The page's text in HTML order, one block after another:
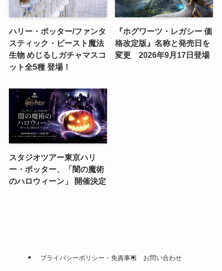
ハリー・ポッター/ファンタ
スティック・ビースト魔法
生物 めじるしガチャマスコ
ット全5種 登場！
『ホグワーツ・レガシー 価
格改定版』名称と発売日を
変更 2026年9月17日登場
スタジオツアー東京ハリ
ー・ポッター、「闇の魔術
のハロウィーン」 開催決定
プライバシーポリシー・免責事項 お問い合わせ